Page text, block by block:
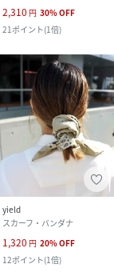
2,310 円 30%OFF
21ポイント(1倍)
yield
スカーフ・バンダナ
1,320 円 20%OFF
12ポイント(1倍)